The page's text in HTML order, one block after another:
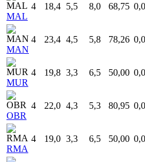
MAL
4 18,4 5,5 8,0 68,75 0,0
MAN
4 23,4 4,5 5,8 78,26 0,0
MUR
4 19,8 3,3 6,5 50,00 0,0
OBR
4 22,0 4,3 5,3 80,95 0,0
RMA
4 19,0 3,3 6,5 50,00 0,0